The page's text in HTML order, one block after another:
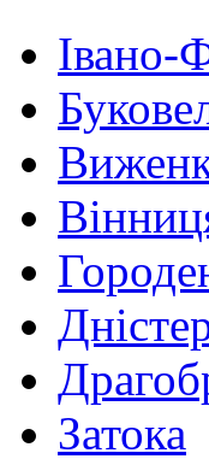
Івано-
Затока